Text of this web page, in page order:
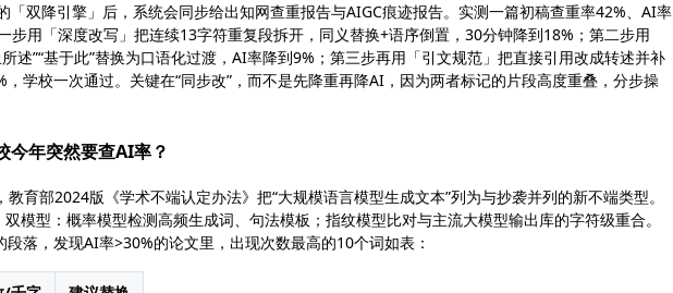
双降引擎」后，系统会同步给出知网查重报告与AIGC痕迹报告。实测一篇初稿查重率42%、AI率
步用「深度改写」把连续13字符重复段拆开，同义替换+语序倒置，30分钟降到18%；第二步用
述”“基于此”替换为口语化过渡，AI率降到9%；第三步再用「引文规范」把直接引用改成转述并补
学校一次通过。关键在“同步改”，而不是先降重再降AI，因为两者标记的片段高度重叠，分步操
今年突然要查AI率？
育部2024版《学术不端认定办法》把“大规模语言模型生成文本”列为与抄袭并列的新不端类型。
模型：概率模型检测高频生成词、句法模板；指纹模型比对与主流大模型输出库的字符级重合。
落，发现AI率>30%的论文里，出现次数最高的10个词如表：